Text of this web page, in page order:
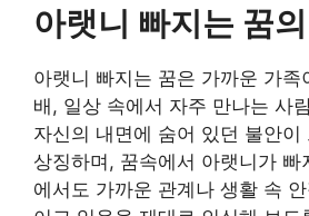
아랫니 빠지는 꿈
아랫니 빠지는 꿈은 가까운 가족
배, 일상 속에서 자주 만나는 사
자신의 내면에 숨어 있던 불안이
상징하며, 꿈속에서 아랫니가 빠
에서도 가까운 관계나 생활 속